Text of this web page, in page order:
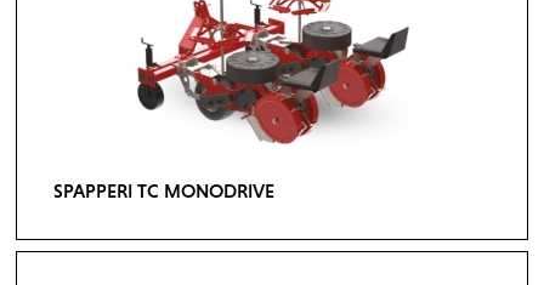
SPAPPERI TC MONODRIVE